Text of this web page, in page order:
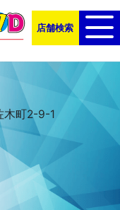
店舗検索
木町2-9-1